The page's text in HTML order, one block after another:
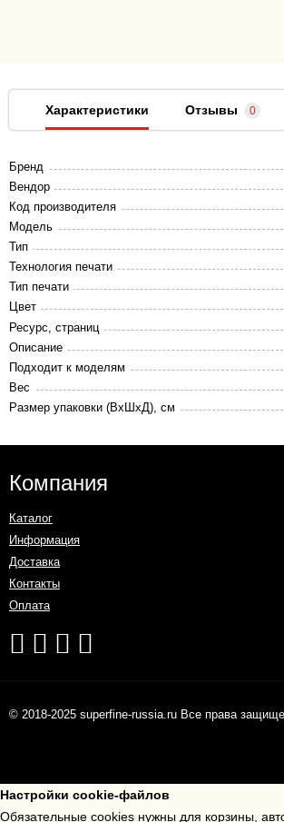
Характеристики Отзывы 0
Бренд
Вендор
Код производителя
Модель
Тип
Технология печати
Тип печати
Цвет
Ресурс, страниц
Описание
Подходит к моделям
Вес
Размер упаковки (ВхШхД), см
Компания
Каталог
Информация
Доставка
Контакты
Оплата
© 2018-2025 superfine-russia.ru Все права
Настройки cookie-файлов
Обязательные cookies нужны для корзины,